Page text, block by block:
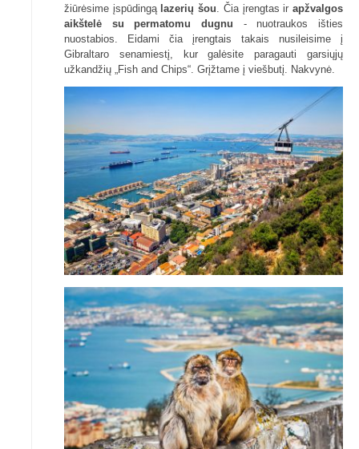
žiūrėsime įspūdingą lazerių šou . Čia įrengtas irapžvalgos
aikštelė su permatomu dugnu - nuotraukos išties
nuostabios. Eidami čia įrengtais takais nusileisime į
Gibraltaro senamiestį, kur galėsite paragauti garsiųjų
užkandžių „Fish and Chips“. Grįžtame į viešbutį. Nakvynė.